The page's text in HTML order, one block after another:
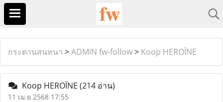
กระดานสนทนา >ADMIN fw-follow> Koop HEROÏNE
Koop HEROÏNE (214 อ่าน)
11 เม.ย 2568 17:55